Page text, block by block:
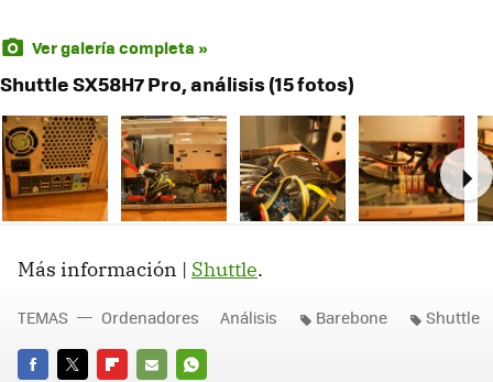
Ver galería completa »
Shuttle SX58H7 Pro, análisis (15 fotos)
Más información | Shuttle.
TEMAS Ordenadores Análisis Barebone Shuttle